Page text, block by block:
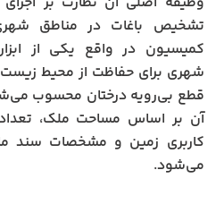
تشخیص باغات در مناطق
کمیسیون در واقع یکی از
شهری برای حفاظت از محیط زیست
قطع بی‌رویه درختان محسوب
آن بر اساس مساحت ملک، تعداد
کاربری زمین و مشخصات سند
می‌شود.